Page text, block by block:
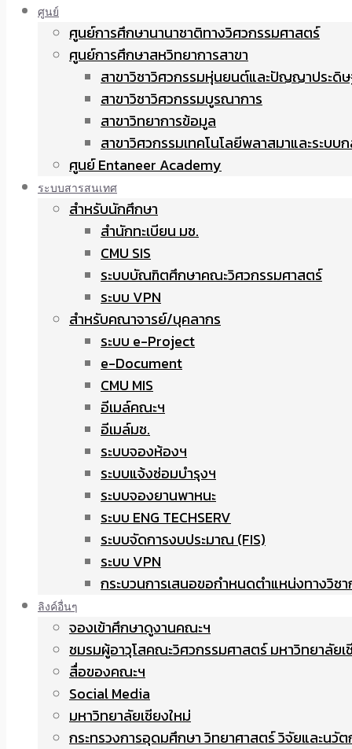
ศูนย์
ศูนย์การศึกษานานาชาติทางวิศวกรรมศาสตร์
ศูนย์การศึกษาสหวิทยาการสาขา
สาขาวิชาวิศวกรรมหุ่นยนต์และปัญญาประดิ
สาขาวิชาวิศวกรรมบูรณาการ
สาขาวิทยาการข้อมูล
สาขาวิศวกรรมเทคโนโลยีพลาสมาและระบบ
ศูนย์ Entaneer Academy
ระบบสารสนเทศ
สำหรับนักศึกษา
สำนักทะเบียน มช.
CMU SIS
ระบบบัณฑิตศึกษาคณะวิศวกรรมศาสตร์
ระบบ VPN
สำหรับคณาจารย์/บุคลากร
ระบบ e-Project
e-Document
CMU MIS
อีเมล์คณะฯ
อีเมล์มช.
ระบบจองห้องฯ
ระบบแจ้งซ่อมบำรุงฯ
ระบบจองยานพาหนะ
ระบบ ENG TECHSERV
ระบบจัดการงบประมาณ (FIS)
ระบบ VPN
กระบวนการเสนอขอกำหนดตำแหน่งทางวิช
ลิงค์อื่นๆ
จองเข้าศึกษาดูงานคณะฯ
ชมรมผู้อาวุโสคณะวิศวกรรมศาสตร์ มหาวิทยาลัยเ
สื่อของคณะฯ
Social Media
มหาวิทยาลัยเชียงใหม่
กระทรวงการอุดมศึกษา วิทยาศาสตร์ วิจัยและนวั